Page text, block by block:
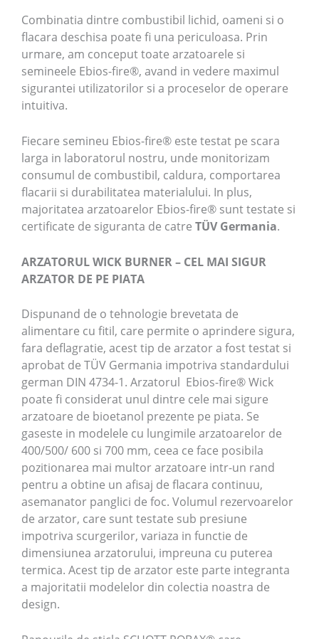
Combinatia dintre combustibil lichid, oameni si o
flacara deschisa poate fi una periculoasa. Prin
urmare, am conceput toate arzatoarele si
semineele Ebios-fire®, avand in vedere maximul
sigurantei utilizatorilor si a proceselor de operare
intuitiva.
Fiecare semineu Ebios-fire® este testat pe scara
larga in laboratorul nostru, unde monitorizam
consumul de combustibil, caldura, comportarea
flacarii si durabilitatea materialului. In plus,
majoritatea arzatoarelor Ebios-fire® sunt testate si
certificate de siguranta de catre TÜV Germania.
ARZATORUL WICK BURNER – CEL MAI SIGUR
ARZATOR DE PE PIATA
Dispunand de o tehnologie brevetata de
alimentare cu fitil, care permite o aprindere sigura,
fara deflagratie, acest tip de arzator a fost testat si
aprobat de TÜV Germania impotriva standardului
german DIN 4734-1. Arzatorul Ebios-fire® Wick
poate fi considerat unul dintre cele mai sigure
arzatoare de bioetanol prezente pe piata. Se
gaseste in modelele cu lungimile arzatoarelor de
400/500/ 600 si 700 mm, ceea ce face posibila
pozitionarea mai multor arzatoare intr-un rand
pentru a obtine un afisaj de flacara continuu,
asemanator panglici de foc. Volumul rezervoarelor
de arzator, care sunt testate sub presiune
impotriva scurgerilor, variaza in functie de
dimensiunea arzatorului, impreuna cu puterea
termica. Acest tip de arzator este parte integranta
a majoritatii modelelor din colectia noastra de
design.